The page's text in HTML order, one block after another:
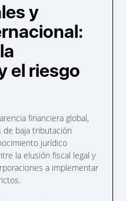
y
el riesgo
financiera global,
baja tributación
jurídico
la elusión fiscal legal y
a implementar